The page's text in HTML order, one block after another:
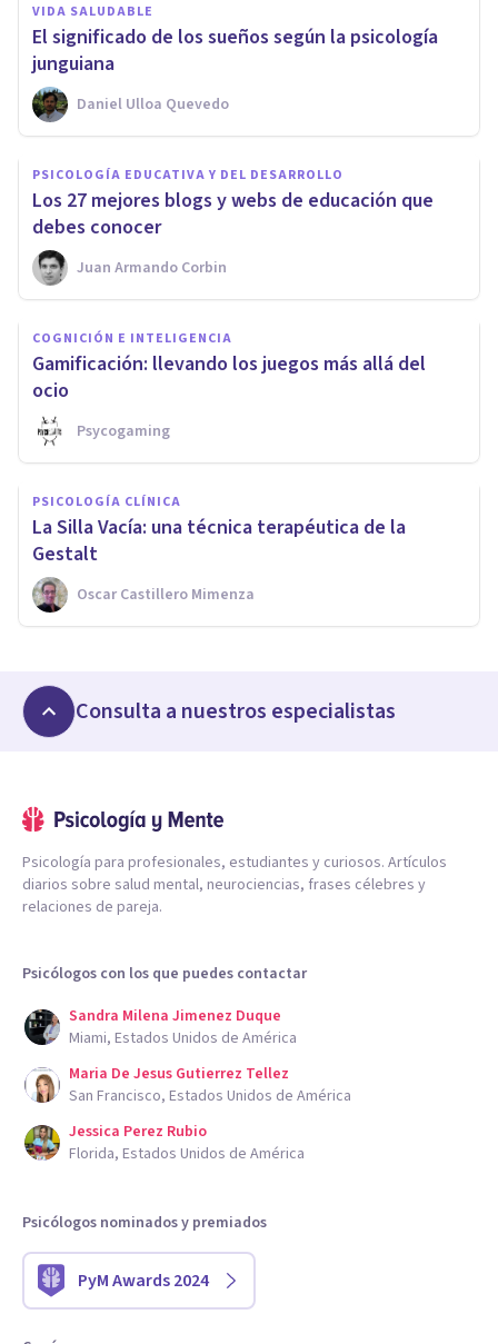
VIDA SALUDABLE
El significado de los sueños según la psicología
junguiana
Daniel Ulloa Quevedo
PSICOLOGÍA EDUCATIVA Y DEL DESARROLLO
Los 27 mejores blogs y webs de educación que
debes conocer
Juan Armando Corbin
COGNICIÓN E INTELIGENCIA
​Gamificación: llevando los juegos más allá del
ocio
Psycogaming
PSICOLOGÍA CLÍNICA
​La Silla Vacía: una técnica terapéutica de la
Gestalt
Oscar Castillero Mimenza
Consulta a nuestros especialistas
Psicología para profesionales, estudiantes y curiosos. Artículos
diarios sobre salud mental, neurociencias, frases célebres y
relaciones de pareja.
Psicólogos con los que puedes contactar
Sandra Milena Jimenez Duque
Miami, Estados Unidos de América
Maria De Jesus Gutierrez Tellez
San Francisco, Estados Unidos de América
Jessica Perez Rubio
Florida, Estados Unidos de América
Psicólogos nominados y premiados
PyM Awards 2024